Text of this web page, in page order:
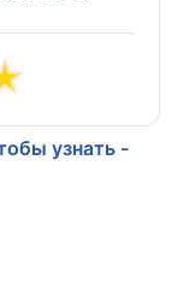
узнать -